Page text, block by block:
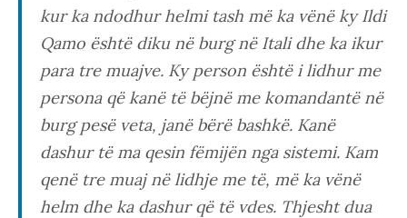
kur ka ndodhur helmi tash më ka vënë ky Ildi
Qamo është diku në burg në Itali dhe ka ikur
para tre muajve. Ky person është i lidhur me
persona që kanë të bëjnë me komandantë në
burg pesë veta, janë bërë bashkë. Kanë
dashur të ma qesin fëmijën nga sistemi. Kam
qenë tre muaj në lidhje me të, më ka vënë
helm dhe ka dashur që të vdes. Thjesht dua